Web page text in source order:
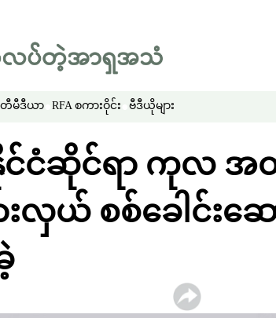
မီဒီယာ RFA စကားဝိုင်း ဗီဒီယိုများ
နိုင်ငံဆိုင်ရာ ကုလ အ
လှယ် စစ်ခေါင်းဆေ